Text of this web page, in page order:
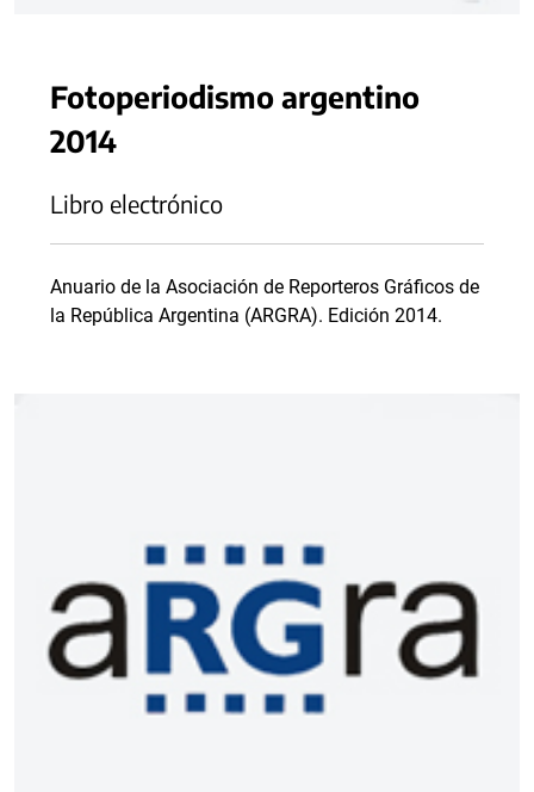
Fotoperiodismo argentino
2014
Libro electrónico
Anuario de la Asociación de Reporteros Gráficos de
la República Argentina (ARGRA). Edición 2014.